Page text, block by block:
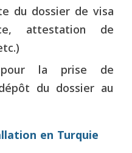
du dossier de visa
attestation de
pour la prise de
du dossier au
en Turquie